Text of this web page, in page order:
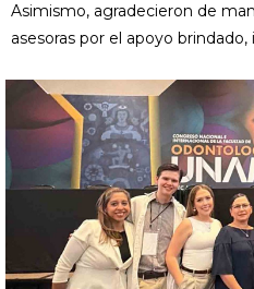
Asimismo, agradecieron de
asesoras por el apoyo